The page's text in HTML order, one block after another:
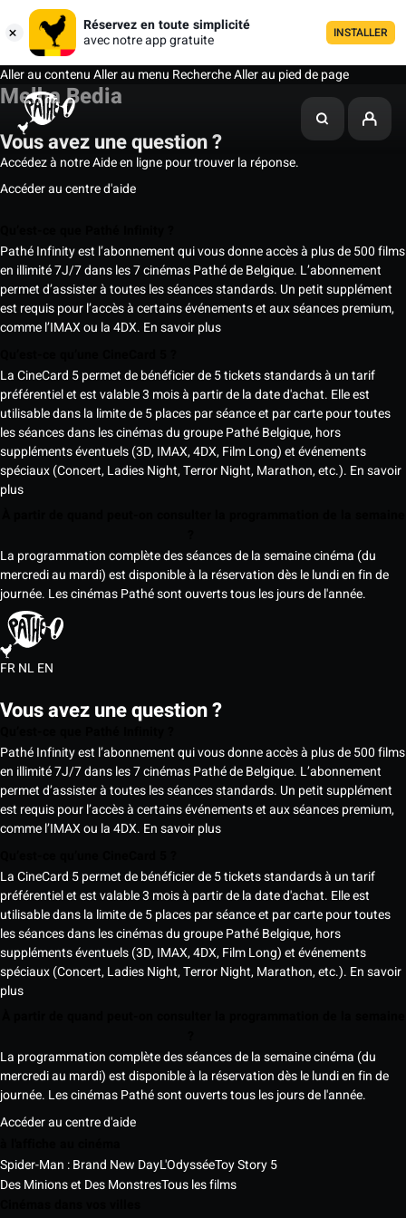
Réservez en toute simplicité
avec notre app gratuite
INSTALLER
Aller au contenuAller au menu RechercheAller au pied de page
Melha Bedia
Vous avez une question ?
Accédez à notre Aide en ligne pour trouver la réponse.
Accéder au centre d'aide
Pathé Infinity est l’abonnement qui vous donne accès à plus de 500 films
en illimité 7J/7 dans les 7 cinémas Pathé de Belgique. L’abonnement
permet d’assister à toutes les séances standards. Un petit supplément
est requis pour l’accès à certains événements et aux séances premium,
comme l’IMAX ou la 4DX. En savoir plus
La CineCard 5 permet de bénéficier de 5 tickets standards à un tarif
préférentiel et est valable 3 mois à partir de la date d'achat. Elle est
utilisable dans la limite de 5 places par séance et par carte pour toutes
les séances dans les cinémas du groupe Pathé Belgique, hors
suppléments éventuels (3D, IMAX, 4DX, Film Long) et événements
spéciaux (Concert, Ladies Night, Terror Night, Marathon, etc.). En savoir
plus
La programmation complète des séances de la semaine cinéma (du
mercredi au mardi) est disponible à la réservation dès le lundi en fin de
journée. Les cinémas Pathé sont ouverts tous les jours de l'année.
FRNLEN
Vous avez une question ?
Pathé Infinity est l’abonnement qui vous donne accès à plus de 500 films
en illimité 7J/7 dans les 7 cinémas Pathé de Belgique. L’abonnement
permet d’assister à toutes les séances standards. Un petit supplément
est requis pour l’accès à certains événements et aux séances premium,
comme l’IMAX ou la 4DX. En savoir plus
La CineCard 5 permet de bénéficier de 5 tickets standards à un tarif
préférentiel et est valable 3 mois à partir de la date d'achat. Elle est
utilisable dans la limite de 5 places par séance et par carte pour toutes
les séances dans les cinémas du groupe Pathé Belgique, hors
suppléments éventuels (3D, IMAX, 4DX, Film Long) et événements
spéciaux (Concert, Ladies Night, Terror Night, Marathon, etc.). En savoir
plus
La programmation complète des séances de la semaine cinéma (du
mercredi au mardi) est disponible à la réservation dès le lundi en fin de
journée. Les cinémas Pathé sont ouverts tous les jours de l'année.
Accéder au centre d'aide
Spider-Man : Brand New DayL'OdysséeToy Story 5
Des Minions et Des MonstresTous les films